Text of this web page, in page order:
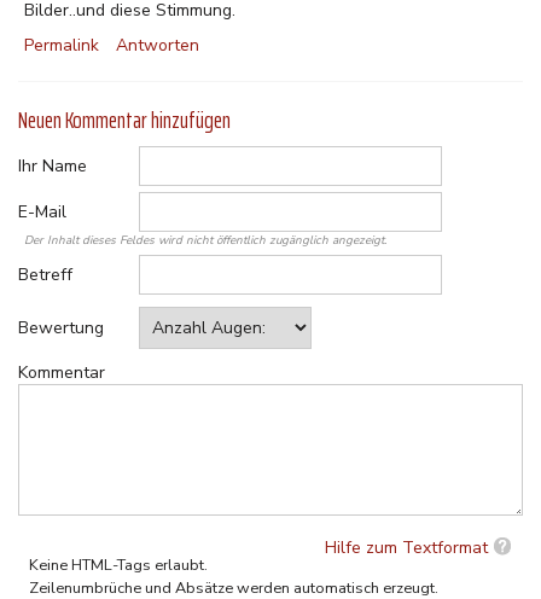
Bilder..und diese Stimmung.
Permalink
Antworten
Neuen Kommentar hinzufügen
Ihr Name
E-Mail
Der Inhalt dieses Feldes wird nicht öffentlich zugänglich angezeigt.
Betreff
Bewertung
Kommentar
Hilfe zum Textformat
Keine HTML-Tags erlaubt.
Zeilenumbrüche und Absätze werden automatisch erzeugt.